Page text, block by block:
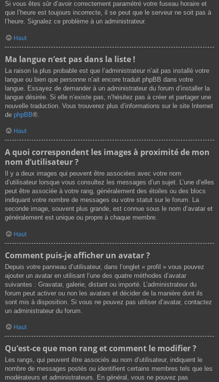
Si vous êtes sûr d’avoir correctement paramétré votre fuseau horaire et
que l’heure est toujours incorrecte, il se peut que le serveur ne soit pas à
l’heure. Signalez ce problème à un administrateur.
Haut
Ma langue n’est pas dans la liste !
La raison la plus probable est que l’administrateur n’ait pas installé votre
langue ou bien que personne n’ait encore traduit phpBB dans votre
langue. Essayez de demander à un administrateur du forum d’installer la
langue désirée. Si elle n’existe pas, n’hésitez pas à créer et partager une
nouvelle traduction. Vous trouverez plus d’informations sur le site Internet
de phpBB®.
Haut
A quoi correspondent les images à proximité de mon
nom d’utilisateur ?
Il y a deux images qui peuvent être associées avec votre nom
d’utilisateur lorsque vous consultez les messages d’un sujet. L’une d’elles
peut être associée à votre rang, généralement des étoiles ou des blocs
indiquant votre nombre de messages ou votre statut sur le forum. La
seconde image, souvent plus grande, est connue sous le nom d’avatar et
généralement est unique ou propre à chaque membre.
Haut
Comment puis-je afficher un avatar ?
Depuis votre panneau d’utilisateur, dans l’onglet « profil » vous pouvez
ajouter un avatar en utilisant l’une des quatre méthodes d’avatar
suivantes : Gravatar, galerie, distant ou importé. L’administrateur du
forum peut activer ou non les avatars et décider de la manière dont ils
sont mis à disposition. Si vous ne pouvez pas utiliser d’avatar, contactez
un administrateur du forum.
Haut
Qu’est-ce que mon rang et comment le modifier ?
Les rangs, qui peuvent être associés au nom d’utilisateur, indiquent le
nombre de messages postés ou identifient certains membres tels que les
modérateurs et administrateurs. En général, vous ne pouvez pas